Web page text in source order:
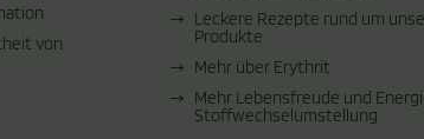
von
Leckere Rezepte rund um
Produkte
Mehr über Erythrit
Mehr Lebensfreude und
Stoffwechselumstellung